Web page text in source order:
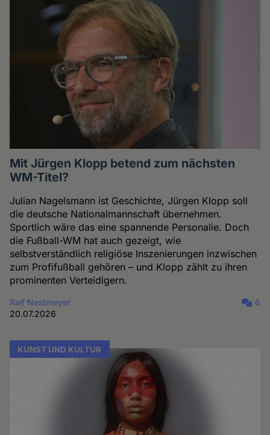
Mit Jürgen Klopp betend zum nächsten
WM-Titel?
Julian Nagelsmann ist Geschichte, Jürgen Klopp soll
die deutsche Nationalmannschaft übernehmen.
Sportlich wäre das eine spannende Personalie. Doch
die Fußball-WM hat auch gezeigt, wie
selbstverständlich religiöse Inszenierungen inzwischen
zum Profifußball gehören – und Klopp zählt zu ihren
prominenten Verteidigern.
Ralf Nestmeyer
20.07.2026
6
KUNST UND KULTUR